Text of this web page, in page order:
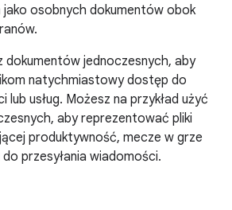
jako osobnych dokumentów obok
dokumentów jednoczesnych, aby
natychmiastowy dostęp do
lub usług. Możesz na przykład użyć
aby reprezentować pliki
produktywność, mecze w grze
przesyłania wiadomości.